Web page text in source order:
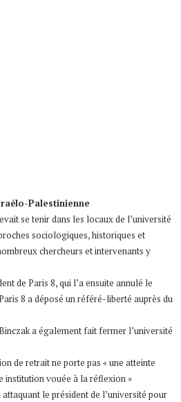
Palestinienne
se tenir dans les locaux de l’université
sociologiques, historiques et
chercheurs et intervenants y
de Paris 8, qui l’a ensuite annulé le
8 a déposé un référé-liberté auprès du
a également fait fermer l’université
de retrait ne porte pas « une atteinte
institution vouée à la réflexion »
le président de l’université pour